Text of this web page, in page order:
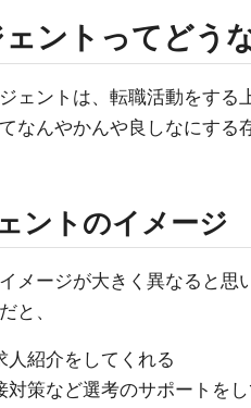
ントってどう
ェントは、転職活動をする
なんやかんや良しなにする
ントのイメージ
メージが大きく異なると思
と、
人紹介をしてくれる
対策など選考のサポートを